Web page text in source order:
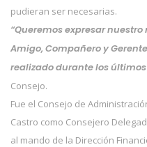
pudieran ser necesarias.
“Queremos expresar
Amigo, Compañero y
realizado durante los últimos
Consejo.
Fue el Consejo de
Castro como Consejero
al mando de la Dirección